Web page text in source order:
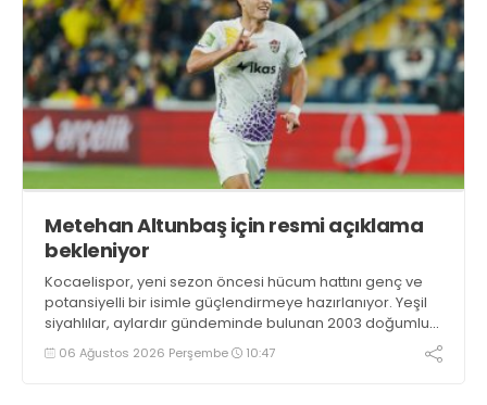
Metehan Altunbaş için resmi açıklama
bekleniyor
Kocaelispor, yeni sezon öncesi hücum hattını genç ve
potansiyelli bir isimle güçlendirmeye hazırlanıyor. Yeşil
siyahlılar, aylardır gündeminde bulunan 2003 doğumlu
santrfor Metehan Altunbaş transferinde sona hayli
yaklaştı.
06 Ağustos 2026 Perşembe 10:47